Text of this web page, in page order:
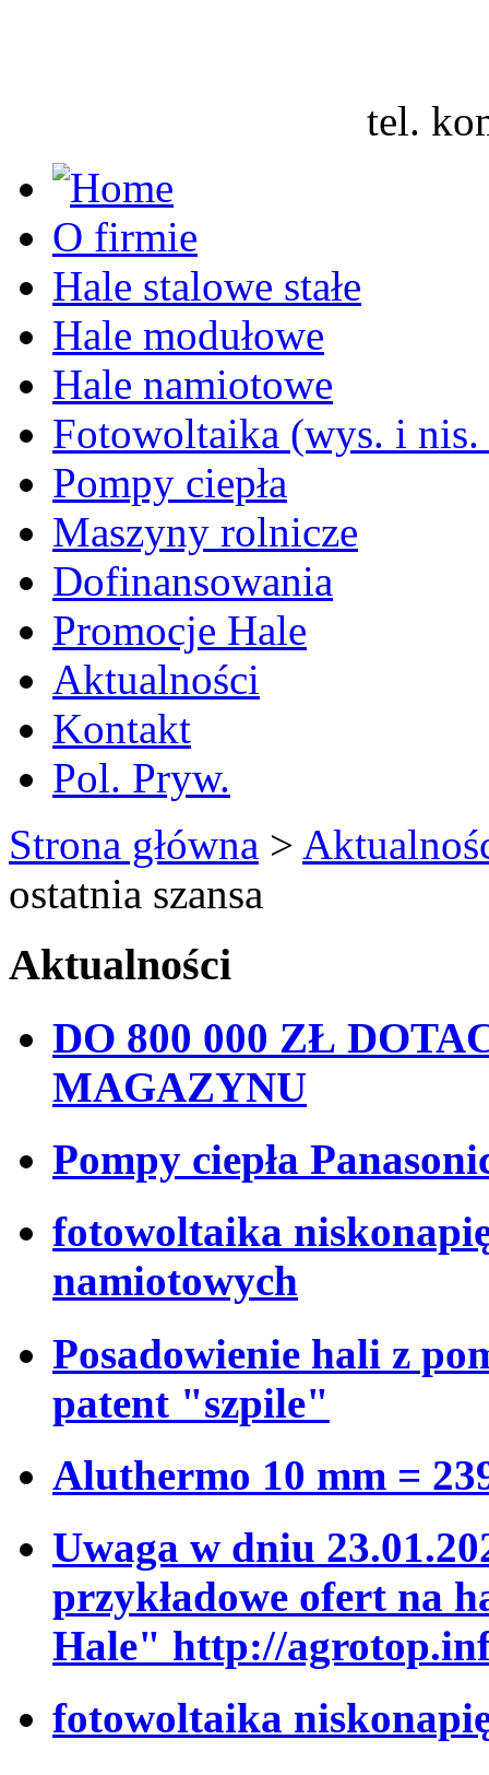
tel.
O firmie
Hale stalowe stałe
Hale modułowe
Hale namiotowe
Fotowoltaika (wys. i nis.
Pompy ciepła
Maszyny rolnicze
Dofinansowania
Promocje Hale
Aktualności
Kontakt
Pol. Pryw.
Strona główna >
ostatnia szansa
Aktualności
DO 800 000 ZŁ
MAGAZYNU
Pompy ciepła
fotowoltaika
namiotowych
Posadowienie hali z
patent "szpile"
Aluthermo 10 mm =
Uwaga w dniu
przykładowe ofert na
Hale" http://
fotowoltaika